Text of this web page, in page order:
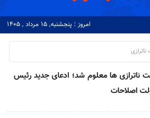
امروز : پنجشنبه, ۱۵ مرداد , ۱۴۰۵
ناترازی ها معلوم شد؛ ادعای جدید رئيس
اصلاحات